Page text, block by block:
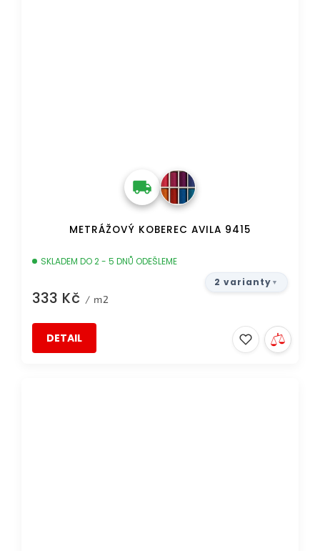
METRÁŽOVÝ KOBEREC AVILA 9415
SKLADEM DO 2 - 5 DNŮ ODEŠLEME
333 Kč / m2
DETAIL
2 varianty